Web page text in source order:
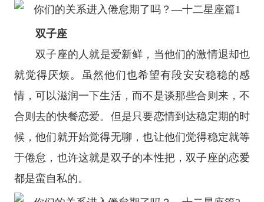
双子座
双子座的人就是爱新鲜，当他们的激情退却也
就觉得厌烦。虽然他们也希望有段安安稳稳的感
情，可以滋润一下生活，而不是谈那些合则来，不
合则去的快餐恋爱。但是只要恋情到达稳定期的时
候，他们就开始觉得无聊，也让他们觉得稳定就等
于倦怠，也许这就是双子的本性把，双子座的恋爱
都是蛮自私的。